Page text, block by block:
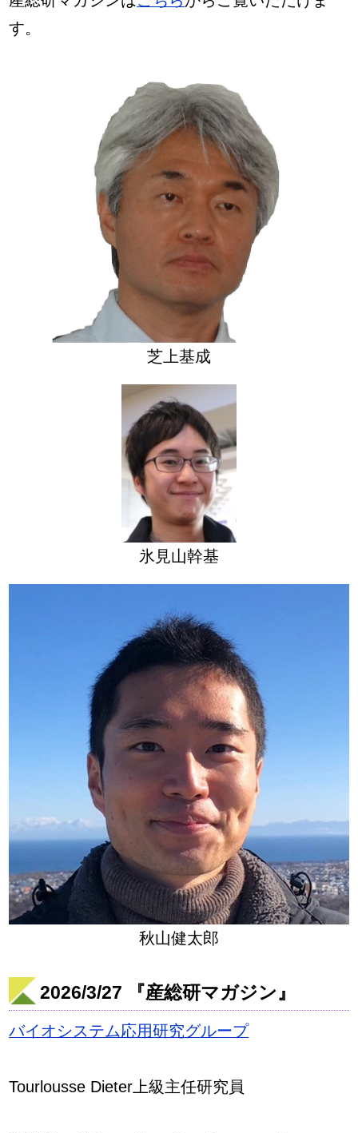
す。
芝上基成
氷見山幹基
秋山健太郎
2026/3/27 『産総研マガジン』
バイオシステム応用研究グループ
Tourlousse Dieter上級主任研究員